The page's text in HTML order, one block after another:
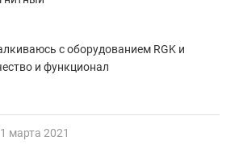
с оборудованием RGK и
и функционал
марта 2021